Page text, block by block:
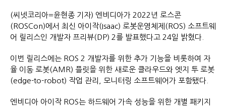
(씨넷코리아=윤현종 기자) 엔비디아가 2022년 로스콘
(ROSCon)에서 최신 아이작(Isaac) 로봇운영체제(ROS) 소프트웨
어 릴리스인 개발자 프리뷰(DP) 2를 발표했다고 24일 밝혔다.
이번 릴리스에는 ROS 2 개발자를 위한 추가 기능을 비롯하여 자
율 이동 로봇(AMR) 플릿을 위한 새로운 클라우드와 엣지 투 로봇
(edge-to-robot) 작업 관리, 모니터링 소프트웨어가 포함됐다.
엔비디아 아이작 ROS는 하드웨어 가속 성능을 위한 개별 패키지